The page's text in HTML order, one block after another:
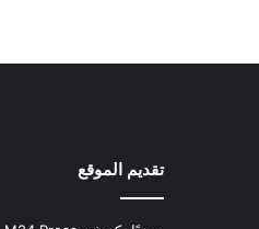
تقديم الموقع